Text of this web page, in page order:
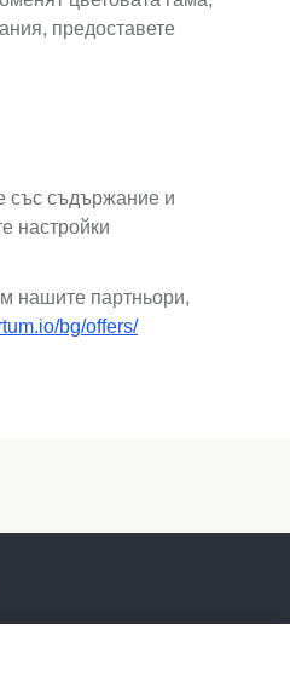
предоставете
със съдържание и
настройки
нашите партньори,
bg/offers/